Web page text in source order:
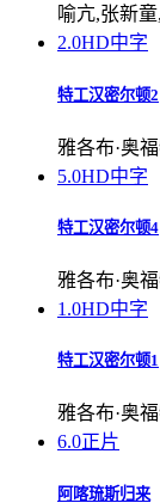
喻亢,张新
2.0HD中字
特工汉密尔顿2
雅各布·奥
5.0HD中字
特工汉密尔顿4
雅各布·奥
1.0HD中字
特工汉密尔顿1
雅各布·奥
6.0正片
阿喀琉斯归来